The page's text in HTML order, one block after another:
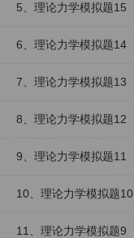
5、理论力学模拟题15
6、理论力学模拟题14
7、理论力学模拟题13
8、理论力学模拟题12
9、理论力学模拟题11
10、理论力学模拟题10
11、理论力学模拟题9